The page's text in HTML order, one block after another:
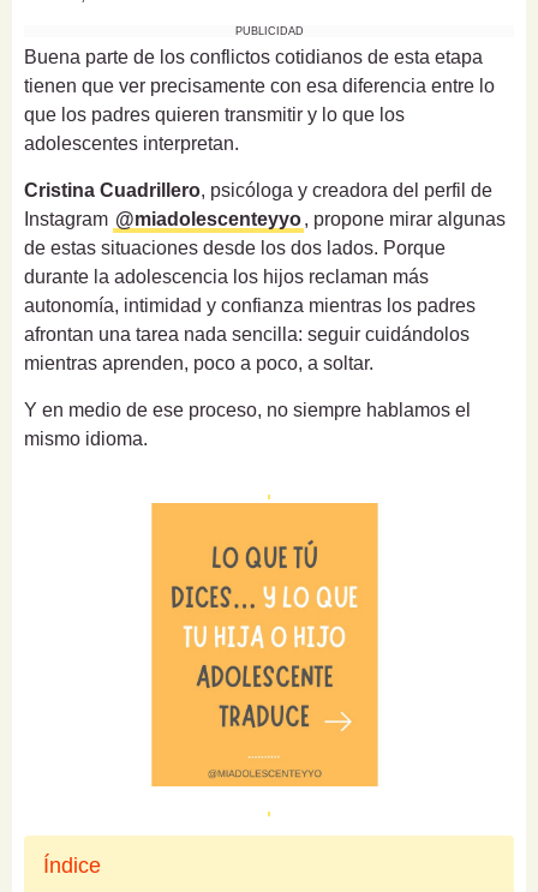
PUBLICIDAD
Buena parte de los conflictos cotidianos de esta etapa
tienen que ver precisamente con esa diferencia entre lo
que los padres quieren transmitir y lo que los
adolescentes interpretan.
Cristina Cuadrillero, psicóloga y creadora del perfil de
Instagram @miadolescenteyyo, propone mirar algunas
de estas situaciones desde los dos lados. Porque
durante la adolescencia los hijos reclaman más
autonomía, intimidad y confianza mientras los padres
afrontan una tarea nada sencilla: seguir cuidándolos
mientras aprenden, poco a poco, a soltar.
Y en medio de ese proceso, no siempre hablamos el
mismo idioma.
Índice